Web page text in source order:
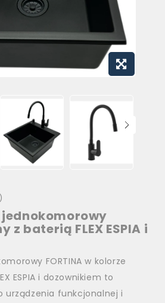
z baterią FLEX ESPIA i
FORTINA w kolorze
ESPIA i dozownikiem to
urządzenia funkcjonalnej i